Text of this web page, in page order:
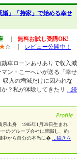
婚」「持家」で始める幸せ
無料お試し受講OK!
☆ レビュー公開中！
車ローンありありで収入減
ン・こーへいが送る「幸せ
入の増減だけに囚われな
？私が体験してきたリ ...続
出身 1985年1月29日生まれ
のグループ会社に就職し、約
中から自分の本当に�
...続きを